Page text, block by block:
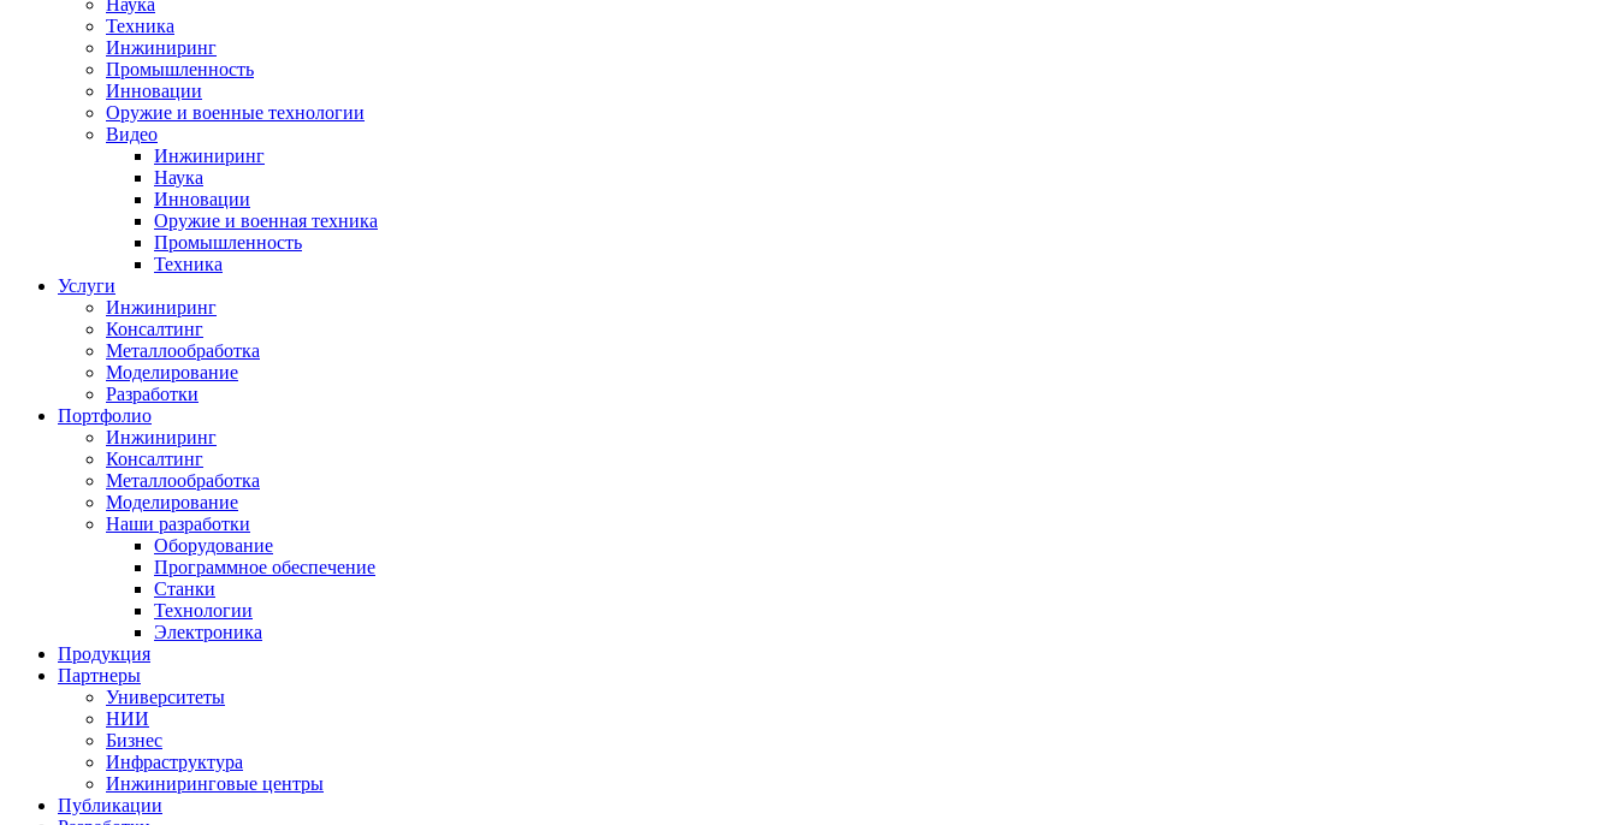
Наука
Техника
Инжиниринг
Промышленность
Инновации
Оружие и военные технологии
Видео
Инжиниринг
Наука
Инновации
Оружие и военная техника
Промышленность
Техника
Услуги
Инжиниринг
Консалтинг
Металлообработка
Моделирование
Разработки
Портфолио
Инжиниринг
Консалтинг
Металлообработка
Моделирование
Наши разработки
Оборудование
Программное обеспечение
Станки
Технологии
Электроника
Продукция
Партнеры
Университеты
НИИ
Бизнес
Инфраструктура
Инжиниринговые центры
Публикации